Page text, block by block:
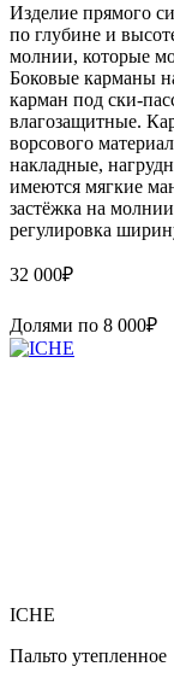
Изделие прямого
по глубине и
молнии, которые
Боковые карманы
карман под ски-
влагозащитные.
ворсового
накладные,
имеются мягкие
застёжка на
регулировка
32 000₽
Долями по 8 000₽
ICHE
Пальто утепленное